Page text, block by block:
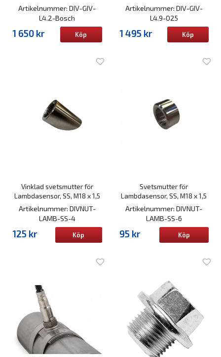
Artikelnummer: DIV-GIV-
L4.2-Bosch
1 650 kr Köp
Artikelnummer: DIV-GIV-
L4.9-025
1 495 kr Köp
Vinklad svetsmutter för
Lambdasensor, SS, M18 x 1,5
Artikelnummer: DIVNUT-
LAMB-SS-4
125 kr Köp
Svetsmutter för
Lambdasensor, SS, M18 x 1,5
Artikelnummer: DIVNUT-
LAMB-SS-6
95 kr Köp